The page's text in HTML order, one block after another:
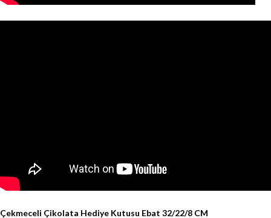
Çekmeceli Çikolata Hediye Kutusu Ebat 32/22/8 CM